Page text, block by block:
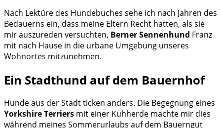
Nach Lektüre des Hundebuches sehe ich nach Jahren des
Bedauerns ein, dass meine Eltern Recht hatten, als sie
mir auszureden versuchten, Berner Sennenhund Franz
mit nach Hause in die urbane Umgebung unseres
Wohnortes mitzunehmen.
Ein Stadthund auf dem Bauernhof
Hunde aus der Stadt ticken anders. Die Begegnung eines
Yorkshire Terriers mit einer Kuhherde machte mir dies
während meines Sommerurlaubs auf dem Bauerngut